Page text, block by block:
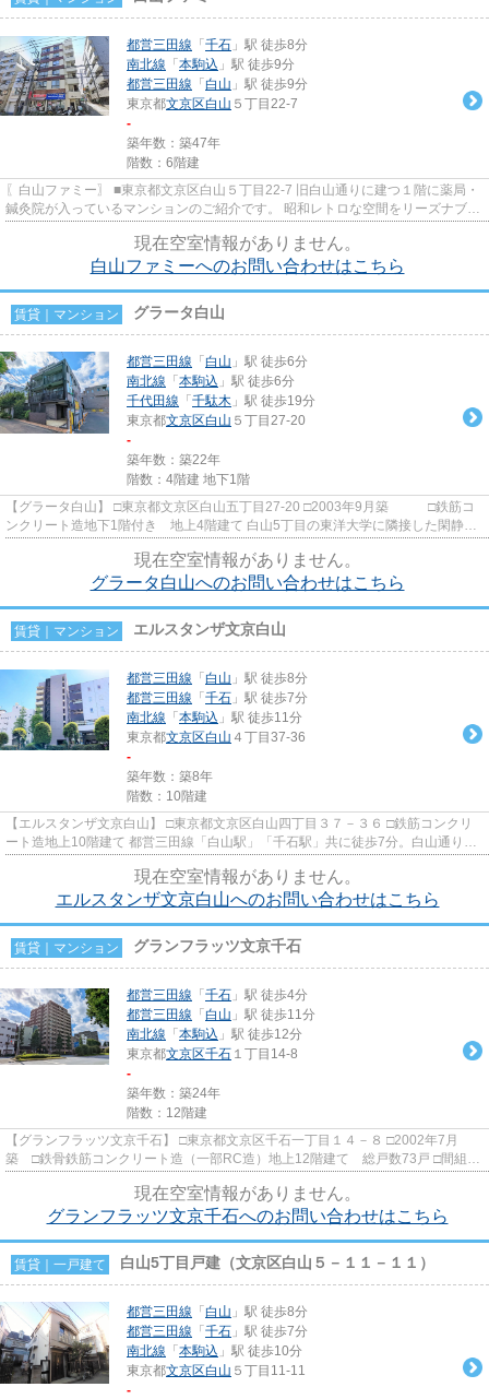
都営三田線 「 千石 」駅 徒歩8分
南北線 「 本駒込 」駅 徒歩9分
都営三田線 「 白山 」駅 徒歩9分
東京都文京区白山 ５丁目22-7
-
築年数：築47年
階数：6階建
〖白山ファミー〗 ■東京都文京区白山５丁目22-7 旧白山通りに建つ１階に薬局・
鍼灸院が入っているマンションのご紹介です。 昭和レトロな空間をリーズナブル
現在空室情報がありません。
白山ファミーへのお問い合わせはこちら
賃貸｜マンション グラータ白山
都営三田線 「 白山 」駅 徒歩6分
南北線 「 本駒込 」駅 徒歩6分
千代田線 「 千駄木 」駅 徒歩19分
東京都文京区白山 ５丁目27-20
-
築年数：築22年
階数：4階建 地下1階
【グラータ白山】 □東京都文京区白山五丁目27‐20 □2003年9月築 □鉄筋コ
ンクリート造地下1階付き 地上4階建て 白山5丁目の東洋大学に隣接した閑静な
現在空室情報がありません。
グラータ白山へのお問い合わせはこちら
賃貸｜マンション エルスタンザ文京白山
都営三田線 「 白山 」駅 徒歩8分
都営三田線 「 千石 」駅 徒歩7分
南北線 「 本駒込 」駅 徒歩11分
東京都文京区白山 ４丁目37-36
-
築年数：築8年
階数：10階建
【エルスタンザ文京白山】 □東京都文京区白山四丁目３７－３６ □鉄筋コンクリ
ート造地上10階建て 都営三田線「白山駅」「千石駅」共に徒歩7分。白山通り沿
現在空室情報がありません。
エルスタンザ文京白山へのお問い合わせはこちら
賃貸｜マンション グランフラッツ文京千石
都営三田線 「 千石 」駅 徒歩4分
都営三田線 「 白山 」駅 徒歩11分
南北線 「 本駒込 」駅 徒歩12分
東京都文京区千石 １丁目14-8
-
築年数：築24年
階数：12階建
【グランフラッツ文京千石】 □東京都文京区千石一丁目１４－８ □2002年7月
築 □鉄骨鉄筋コンクリート造（一部RC造）地上12階建て 総戸数73戸 □間組施
現在空室情報がありません。
グランフラッツ文京千石へのお問い合わせはこちら
賃貸｜一戸建て 白山5丁目戸建（文京区白山５－１１－１１）
都営三田線 「 白山 」駅 徒歩8分
都営三田線 「 千石 」駅 徒歩7分
南北線 「 本駒込 」駅 徒歩10分
東京都文京区白山 ５丁目11-11
-